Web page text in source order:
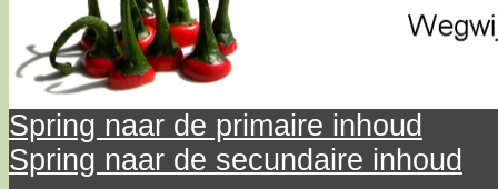
Spring naar de primaire inhoud
Spring naar de secundaire inhoud